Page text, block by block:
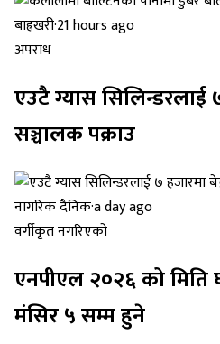
बाह्रखरी·21 hours ago
अपराध
एउटै ग्यास सिलिन्डरलाई
सञ्चालक पक्राउ
नागरिक दैनिक·a day ago
वर्गीकृत नगरिएको
एनपीएल २०२६ को मिति
मंसिर ५ सम्म हुने